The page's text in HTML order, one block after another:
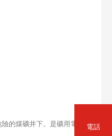
的煤礦井下。是礦用電
電話